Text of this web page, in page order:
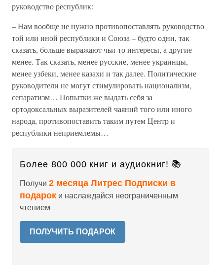
руководство республик:
– Нам вообще не нужно противопоставлять руководство
той или иной республики и Союза – будто одни, так
сказать, больше выражают чьи-то интересы, а другие
менее. Так сказать, менее русские, менее украинцы,
менее узбеки, менее казахи и так далее. Политические
руководители не могут стимулировать национализм,
сепаратизм… Попытки же выдать себя за
ортодоксальных выразителей чаяний того или иного
народа, противопоставить таким путем Центр и
республики неприемлемы…
Более 800 000 книг и аудиокниг! 📚
Получи 2 месяца Литрес Подписки в
подарок и наслаждайся неограниченным
чтением
ПОЛУЧИТЬ ПОДАРОК